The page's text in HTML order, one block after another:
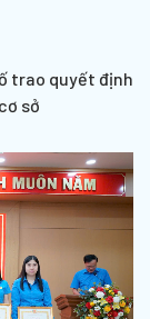
trao quyết định
sở